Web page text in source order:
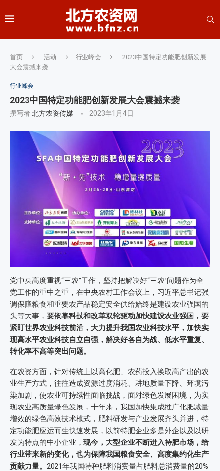
首页 活动 行业峰会
2023中国特定功能肥创新发展
大会震撼来袭
行业峰会
2023中国特定功能肥创新发展大会震撼来袭
撰写者北方农资传媒 2023年1月4日
党中央高度重视“三农”工作，坚持把解决好“三农”问题作为全
党工作的重中之重，在中央农村工作会议上，习近平总书记强
调保障粮食和重要农产品稳定安全供给始终是建设农业强国的
头等大事， 要依靠科技和改革双轮驱动加快建设农业强国，要
紧盯世界农业科技前沿，大力提升我国农业科技水平，加快实
现高水平农业科技自立自强，解决好各自为战、低水平重复、
转化率不高等突出问题。
在农资方面，针对传统上以高化肥、农药投入换取高产出的农
业生产方式，往往造成资源过度消耗、耕地质量下降、环境污
染加剧，使农业可持续性面临挑战，面对绿色发展困境，为实
现农业高质量绿色发展，十年来，我国加快集成推广化肥减量
增效的绿色高效技术模式，肥料研发与产业发展齐头并进，特
定功能肥应运而生快速发展，以前特肥企业多是外企以及以研
发为特点的中小企业， 现今，大型企业不断进入特肥市场，给
行业带来新的变化，也为保障我国粮食安全、高度集约化生产
贡献力量。 2021年我国特种肥料消费量占肥料总消费量的20%